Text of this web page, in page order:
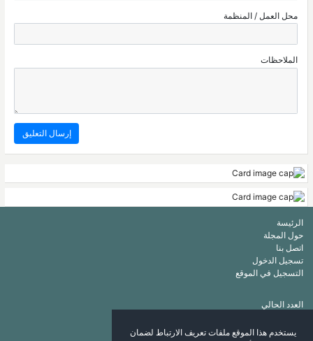
يستخدم هذا الموقع ملفات تعريف الارتباط لضمان
محل العمل / المنظمة
الملاحظات
الرئيسة
حول المجلة
اتصل بنا
تسجيل الدخول
التسجيل في الموقع
العدد الحالي
قائمة الكلمات الرئيسة